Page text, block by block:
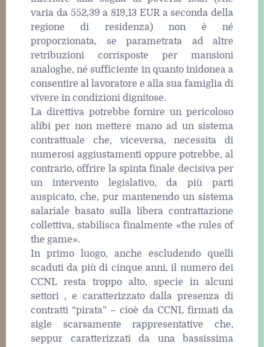
varia da 552,39 a 819,13 EUR a seconda della
regione di residenza) non è né
proporzionata, se parametrata ad altre
retribuzioni corrisposte per mansioni
analoghe, né sufficiente in quanto inidonea a
consentire al lavoratore e alla sua famiglia di
vivere in condizioni dignitose.
La direttiva potrebbe fornire un pericoloso
alibi per non mettere mano ad un sistema
contrattuale che, viceversa, necessita di
numerosi aggiustamenti oppure potrebbe, al
contrario, offrire la spinta finale decisiva per
un intervento legislativo, da più parti
auspicato, che, pur mantenendo un sistema
salariale basato sulla libera contrattazione
collettiva, stabilisca finalmente «the rules of
the game».
In primo luogo, anche escludendo quelli
scaduti da più di cinque anni, il numero dei
CCNL resta troppo alto, specie in alcuni
settori , e caratterizzato dalla presenza di
contratti “pirata” – cioè da CCNL firmati da
sigle scarsamente rappresentative che,
seppur caratterizzati da una bassissima